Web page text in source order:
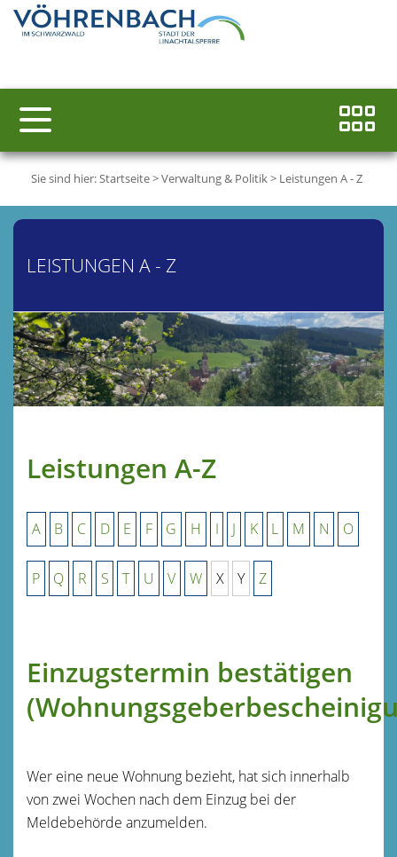
Sie sind hier:Startseite>Verwaltung & Politik> Leistungen A - Z
LEISTUNGEN A - Z
Leistungen A-Z
A B C D E F G H I J K L M N O
P Q R S T U V W X Y Z
Einzugstermin bestätigen
Wer eine neue Wohnung bezieht, hat sich innerhalb
von zwei Wochen nach dem Einzug bei der
Meldebehörde anzumelden.